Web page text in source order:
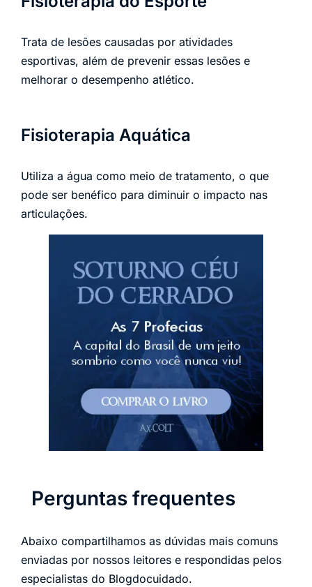
Trata de lesões causadas por atividades
esportivas, além de prevenir essas lesões e
melhorar o desempenho atlético.
Fisioterapia Aquática
Utiliza a água como meio de tratamento, o que
pode ser benéfico para diminuir o impacto nas
articulações.
Perguntas frequentes
Abaixo compartilhamos as dúvidas mais comuns
enviadas por nossos leitores e respondidas pelos
especialistas do Blogdocuidado.